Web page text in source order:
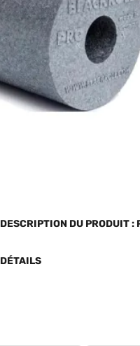
DESCRIPTION DU PRODUIT :
DÉTAILS